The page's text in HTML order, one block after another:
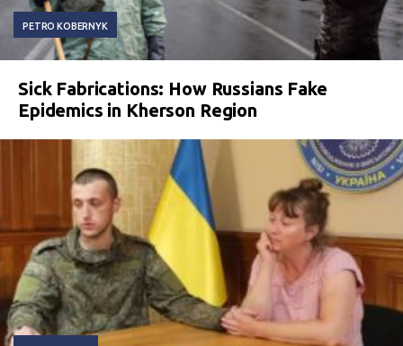
PETRO KOBERNYK
Sick Fabrications: How Russians Fake
Epidemics in Kherson Region